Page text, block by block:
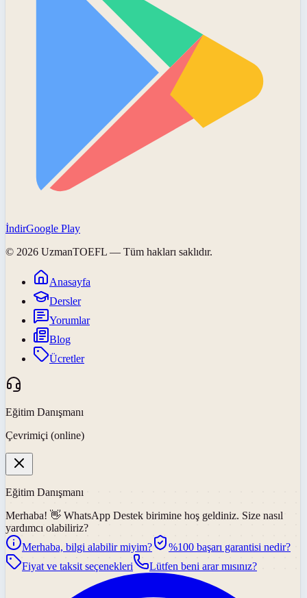
İndirGoogle Play
© 2026 UzmanTOEFL — Tüm hakları saklıdır.
Anasayfa
Dersler
Yorumlar
Blog
Ücretler
Eğitim Danışmanı
Çevrimiçi (online)
Eğitim Danışmanı
Merhaba! 👋 WhatsApp Destek birimine hoş geldiniz. Size nasıl
yardımcı olabiliriz?
Merhaba, bilgi alabilir miyim?
%100 başarı garantisi nedir?
Fiyat ve taksit seçenekleri
Lütfen beni arar mısınız?